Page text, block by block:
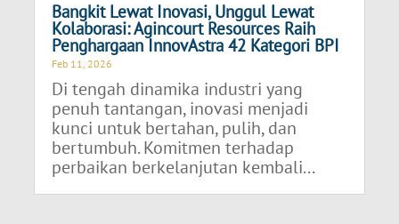
Bangkit Lewat Inovasi, Unggul Lewat
Kolaborasi: Agincourt Resources Raih
Penghargaan InnovAstra 42 Kategori BPI
Feb 11, 2026
Di tengah dinamika industri yang
penuh tantangan, inovasi menjadi
kunci untuk bertahan, pulih, dan
bertumbuh. Komitmen terhadap
perbaikan berkelanjutan kembali...